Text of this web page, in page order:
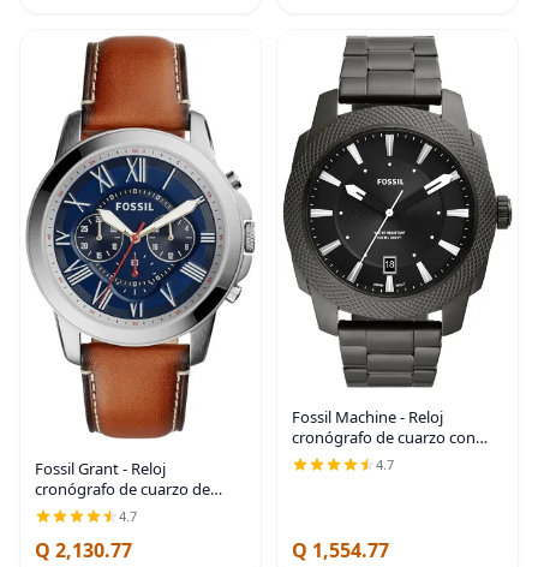
Fossil Grant - Reloj
cronógrafo de cuarzo de
acero inoxidable para
hombre Cronógrafo
movimiento de cuarzo
4.7
Q 2,130.77
Fossil Machine - Reloj
cronógrafo de cuarzo con
caja de acero inoxidable para
hombre
4.7
Q 1,554.77